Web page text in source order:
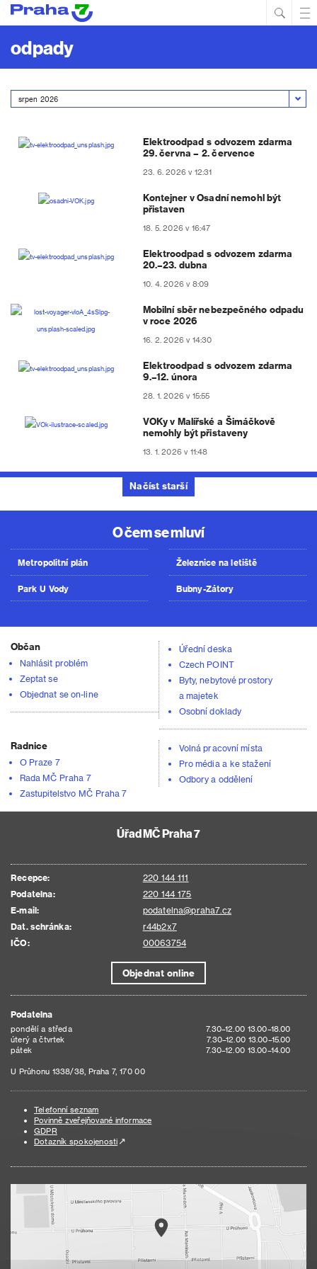
odpady
Elektroodpad s odvozem zdarma
29. června – 2. července
23. 6. 2026 v 12:31
Kontejner v Osadní nemohl být
přistaven
18. 5. 2026 v 16:47
Elektroodpad s odvozem zdarma
20.–23. dubna
10. 4. 2026 v 8:09
Mobilní sběr nebezpečného odpadu
v roce 2026
16. 2. 2026 v 14:30
Elektroodpad s odvozem zdarma
9.–12. února
28. 1. 2026 v 15:55
VOKy v Malířské a Šimáčkově
nemohly být přistaveny
13. 1. 2026 v 11:48
Načíst starší
O čem se mluví
Metropolitní plán
Park U Vody
Železnice na letiště
Bubny-Zátory
Občan
Nahlásit problém
Zeptat se
Objednat se on-line
Úřední deska
Czech POINT
Byty, nebytové prostory
a majetek
Osobní doklady
Radnice
O Praze 7
Rada MČ Praha 7
Zastupitelstvo MČ Praha 7
Volná pracovní místa
Pro média a ke stažení
Odbory a oddělení
Úřad MČ Praha 7
Recepce:
220 144 111
Podatelna:
220 144 175
E-mail:
podatelna@praha7.cz
Dat. schránka:
r44b2x7
IČO:
00063754
Objednat online
Podatelna
pondělí a středa
7.30–12.00 13.00–18.00
úterý a čtvrtek
7.30–12.00 13.00–15.00
pátek
7.30–12.00 13.00–14.00
U Průhonu 1338/38, Praha 7, 170 00
Telefonní seznam
Povinně zveřejňované informace
GDPR
Dotazník spokojenosti